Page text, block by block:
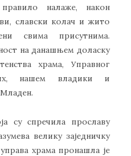
налаже, након
славски колач и жито
свима присутнима.
на данашњем доласку
храма, Управног
нашем владики и
су спречила прославу
велику заједничку
храма пронашла је